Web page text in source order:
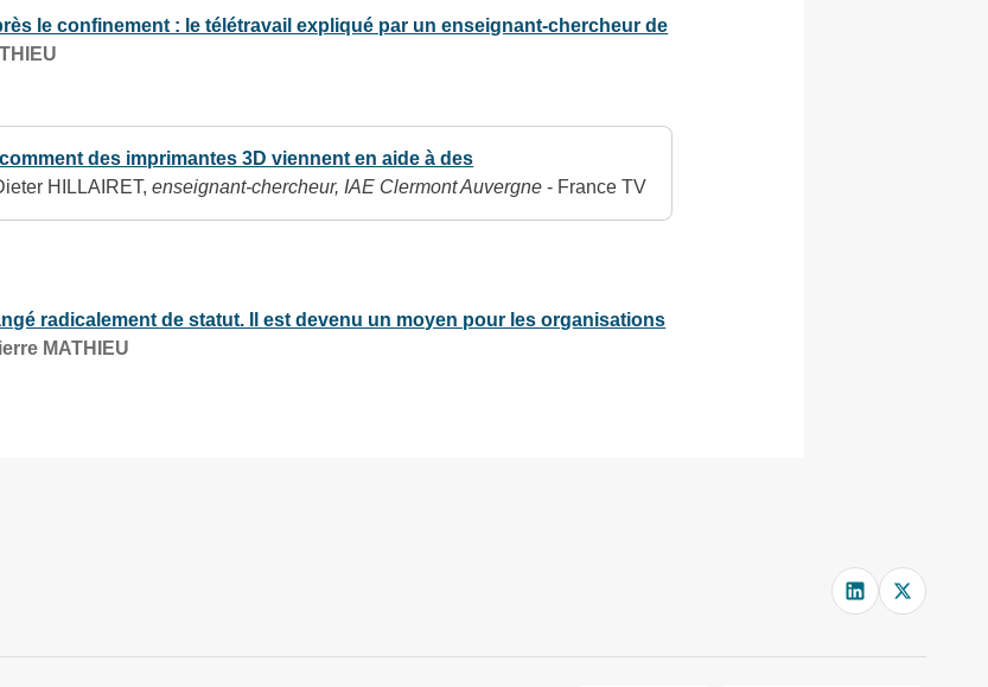
le confinement : le télétravail expliqué par un enseignant-chercheur de
des imprimantes 3D viennent en aide à des
HILLAIRET,enseignant-chercheur, IAE Clermont Auvergne - France TV
radicalement de statut. Il est devenu un moyen pour les organisations
MATHIEU